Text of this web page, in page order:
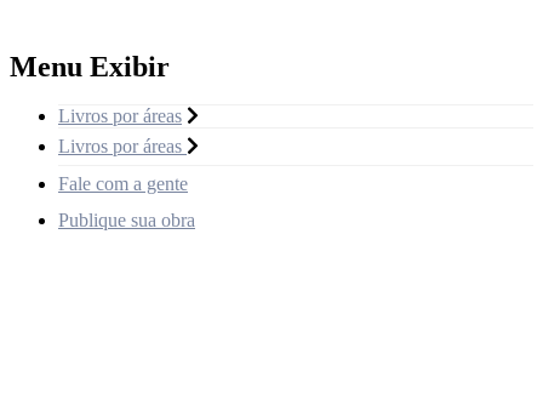
Menu Exibir
Livros por áreas
Livros por áreas
Fale com a gente
Publique sua obra